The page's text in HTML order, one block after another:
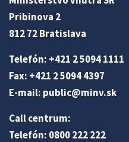
Pribinova 2
812 72 Bratislava
Telefón: +421 2 5094 1111
Fax: +421 2 5094 4397
E-mail: public@minv.sk
Call centrum:
Telefón: 0800 222 222